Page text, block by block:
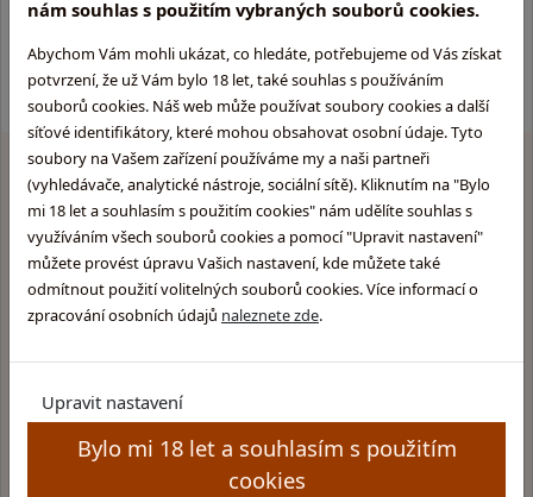
nám souhlas s použitím vybraných souborů cookies.
Abychom Vám mohli ukázat, co hledáte, potřebujeme od Vás získat
potvrzení, že už Vám bylo 18 let, také souhlas s používáním
souborů cookies. Náš web může používat soubory cookies a další
síťové identifikátory, které mohou obsahovat osobní údaje. Tyto
soubory na Vašem zařízení používáme my a naši partneři
(vyhledávače, analytické nástroje, sociální sítě). Kliknutím na "Bylo
mi 18 let a souhlasím s použitím cookies" nám udělíte souhlas s
využíváním všech souborů cookies a pomocí "Upravit nastavení"
můžete provést úpravu Vašich nastavení, kde můžete také
odmítnout použití volitelných souborů cookies. Více informací o
zpracování osobních údajů naleznete zde.
Upravit nastavení
Bylo mi 18 let a souhlasím s použitím
cookies
Pročnakupovat u nás?
Rychlé a bezpečné dodání
Dárky k nákupu, fan shop
Velký výběr skladem